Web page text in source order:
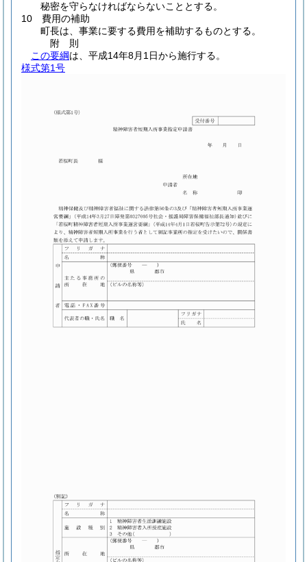
秘密を守らなければならないこととする。
10 費用の補助
町長は、事業に要する費用を補助するものとする。
附 則
この要綱は、平成14年8月1日から施行する。
様式第1号